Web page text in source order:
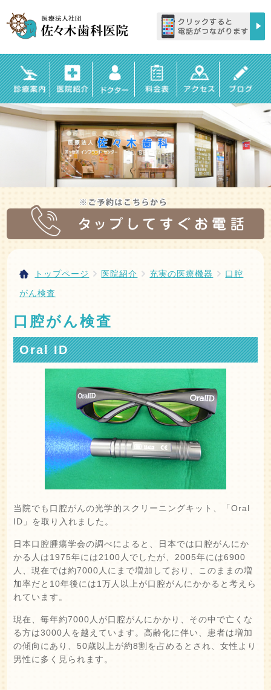
トップページ 医院紹介 充実の医療機器
口腔
がん検査
口腔がん検査
Oral ID
当院でも口腔がんの光学的スクリーニングキット、「Oral
ID」を取り入れました。
日本口腔腫瘍学会の調べによると、日本では口腔がんにか
かる人は1975年には2100人でしたが、2005年には6900
人、現在では約7000人にまで増加しており、このままの増
加率だと10年後には1万人以上が口腔がんにかかると考えら
れています。
現在、毎年約7000人が口腔がんにかかり、その中で亡くな
る方は3000人を越えています。高齢化に伴い、患者は増加
の傾向にあり、50歳以上が約8割を占めるとされ、女性より
男性に多く見られます。